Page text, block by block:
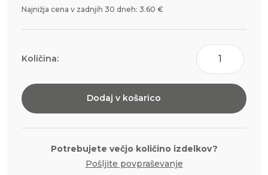
Najnižja cena v zadnjih 30 dneh: 3.60 €
Količina:
PME
jedilna
kri,
99g
Dodaj v košarico
Potrebujete večjo količino izdelkov?
Pošljite povpraševanje